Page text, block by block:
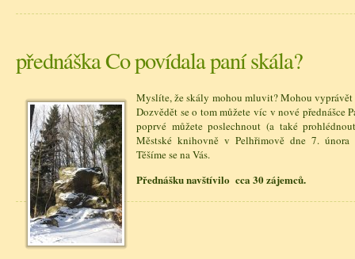
přednáška Co povídala paní skála?
Myslíte, že skály mohou mluvit? Mohou
Dozvědět se o tom můžete víc v nové přednášce
poprvé můžete poslechnout (a také
Městské knihovně v Pelhřimově dne 7.
Těšíme se na Vás.
Přednášku navštívilo cca 30 zájemců.